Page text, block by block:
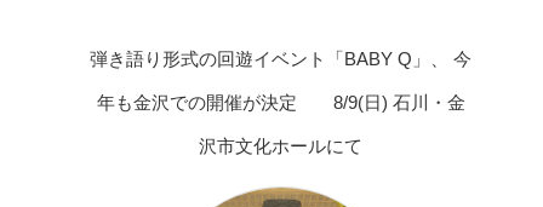
弾き語り形式の回遊イベント「BABY Q」、 今
年も金沢での開催が決定 8/9(日) 石川・金
沢市文化ホールにて